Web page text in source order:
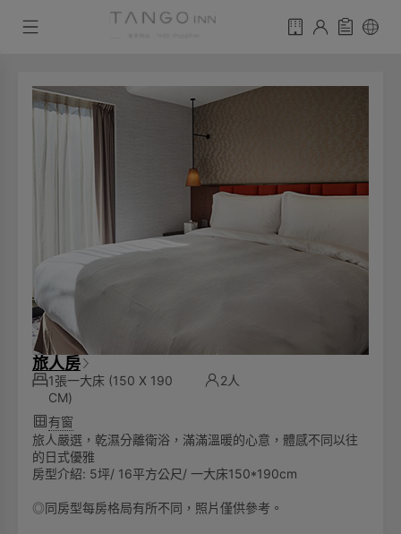
旅人房
1張一大床 (150 X 190
CM)
2人
有窗
旅人嚴選，乾濕分離衛浴，滿滿溫暖的心意，體感不同以往
的日式優雅
房型介紹: 5坪/ 16平方公尺/ 一大床150*190cm
◎同房型每房格局有所不同，照片僅供參考。